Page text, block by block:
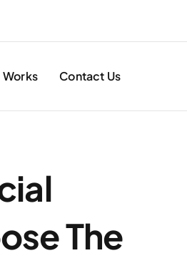
Contact Us
The